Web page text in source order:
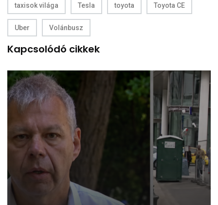
taxisok világa Tesla toyota Toyota CE
Uber Volánbusz
Kapcsolódó cikkek